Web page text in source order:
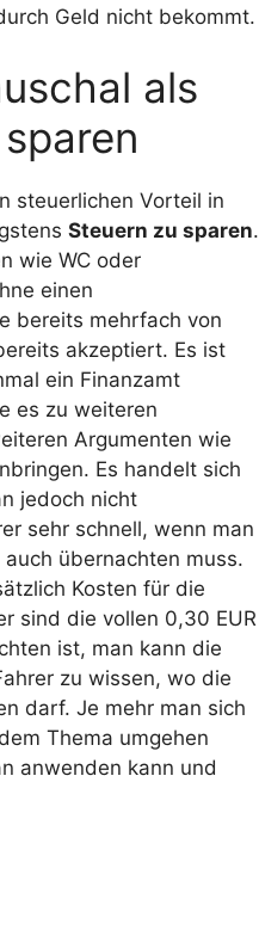
Geld nicht bekommt.
als
steuerlichen Vorteil in
Steuern zu sparen.
wie WC oder
einen
bereits mehrfach von
akzeptiert. Es ist
ein Finanzamt
es zu weiteren
Argumenten wie
Es handelt sich
jedoch nicht
sehr schnell, wenn man
übernachten muss.
Kosten für die
sind die vollen 0,30 EUR
ist, man kann die
zu wissen, wo die
darf. Je mehr man sich
Thema umgehen
anwenden kann und